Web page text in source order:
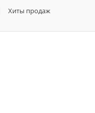
Хиты продаж